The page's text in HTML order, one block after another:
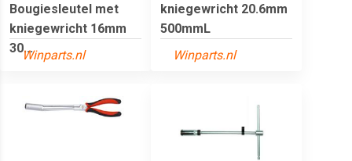
Bougiesleutel met
kniegewricht 16mm
30...Winparts.nl
kniegewricht 20.6mm
500mmL
Winparts.nl